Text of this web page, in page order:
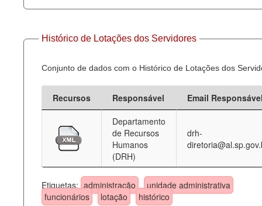
Perguntas frequentes
ContatoHistórico de Lotações dos Servidores
Conjunto de dados com o Histórico de Lotações dos
Recursos Responsável
Email
Departamento
de Recursos
Humanos
(DRH)
drh-
Etiquetas: administração
unidade administrativa
funcionários
lotação histórico